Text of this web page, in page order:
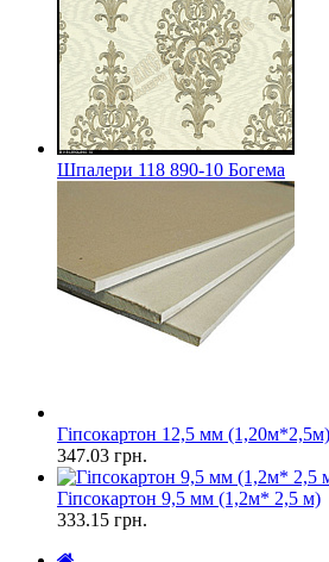
Шпалери 118 890-10 Богема
Гіпсокартон 12,5 мм (1,20м*2,5м)
347.03 грн.
Гіпсокартон 9,5 мм (1,2м* 2,5 м)
333.15 грн.